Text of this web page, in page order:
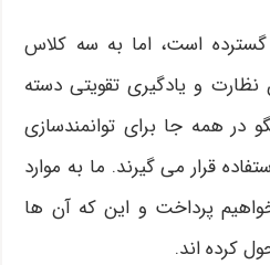
است، اما به سه کلاس
و یادگیری تقویتی دسته
در همه جا برای توانمندسازی
قرار می گیرند. ما به موارد
پرداخت و این که آن ها
کرده اند.